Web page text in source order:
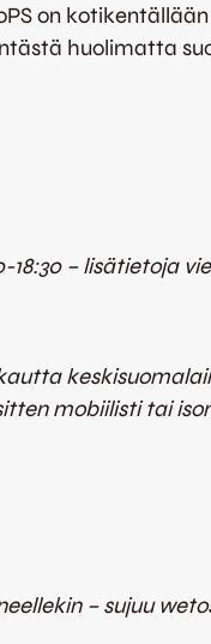
on
huolimatta
18:30 – lisätietoja
mobiilisti tai
– sujuu